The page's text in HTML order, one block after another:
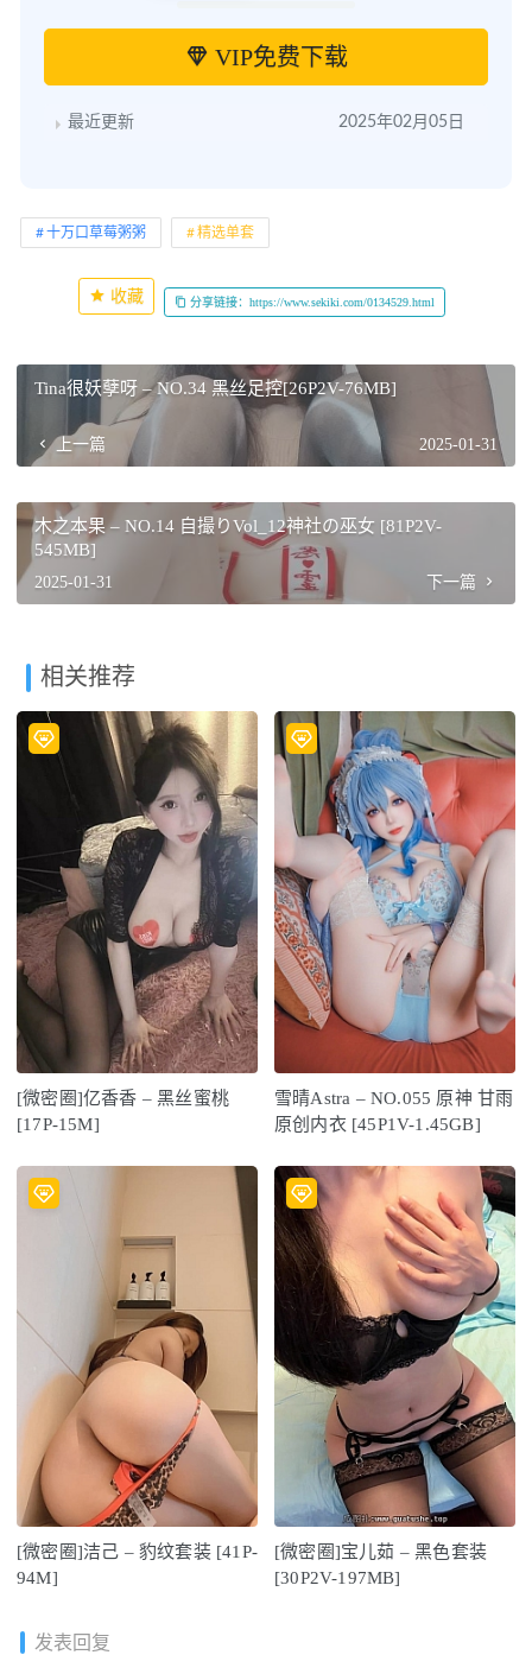
VIP免费下载
最近更新 2025年02月05日
十万口草莓粥粥 精选单套
收藏 分享链接：https://www.sekiki.com/0134529.html
Tina很妖孽呀 – NO.34 黑丝足控[26P2V-76MB]
上一篇 2025-01-31
木之本果 – NO.14 自撮りVol_12神社の巫女 [81P2V-
545MB]
2025-01-31 下一篇
相关推荐
[微密圈]亿香香 – 黑丝蜜桃
[17P-15M]
雪晴Astra – NO.055 原神 甘雨
原创内衣 [45P1V-1.45GB]
[微密圈]洁己 – 豹纹套装 [41P-
94M]
[微密圈]宝儿茹 – 黑色套装
[30P2V-197MB]
发表回复